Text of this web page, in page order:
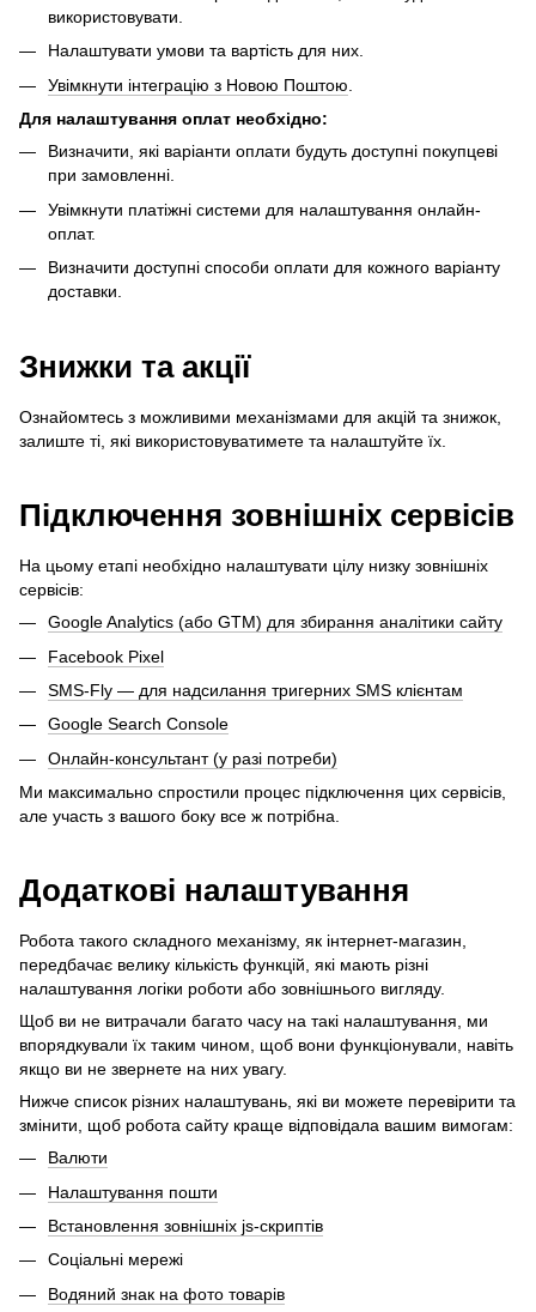
використовувати.
Налаштувати умови та вартість для них.
Увімкнути інтеграцію з Новою Поштою
Для налаштування оплат необхідно:
Визначити, які варіанти оплати будуть доступні покупцеві
при замовленні.
Увімкнути платіжні системи для налаштування онлайн-
оплат.
Визначити доступні способи оплати для кожного варіанту
доставки.
Знижки та акції
Ознайомтесь з можливими механізмами для акцій та знижок,
залиште ті, які використовуватимете та налаштуйте їх.
Підключення зовнішніх сервісів
На цьому етапі необхідно налаштувати цілу низку зовнішніх
сервісів:
Google Analytics (або GTM) для збирання аналітики сайту
Facebook Pixel
SMS-Fly — для надсилання тригерних SMS клієнтам
Google Search Console
Онлайн-консультант (у разі потреби)
Ми максимально спростили процес підключення цих сервісів,
але участь з вашого боку все ж потрібна.
Додаткові налаштування
Робота такого складного механізму, як інтернет-магазин,
передбачає велику кількість функцій, які мають різні
налаштування логіки роботи або зовнішнього вигляду.
Щоб ви не витрачали багато часу на такі налаштування, ми
впорядкували їх таким чином, щоб вони функціонували, навіть
якщо ви не звернете на них увагу.
Нижче список різних налаштувань, які ви можете перевірити та
змінити, щоб робота сайту краще відповідала вашим вимогам:
Валюти
Налаштування пошти
Встановлення зовнішніх js-скриптів
Соціальні мережі
Водяний знак на фото товарів